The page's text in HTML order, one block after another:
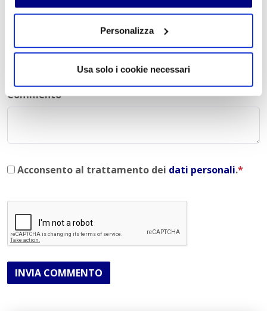
Personalizza
Usa solo i cookie necessari
Commento*
Acconsento al trattamento dei dati personali.*
INVIA COMMENTO